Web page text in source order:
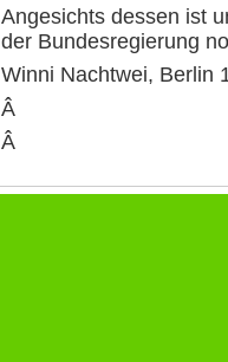
Angesichts dessen ist
der Bundesregierung
Winni Nachtwei, Berlin
Â
Â